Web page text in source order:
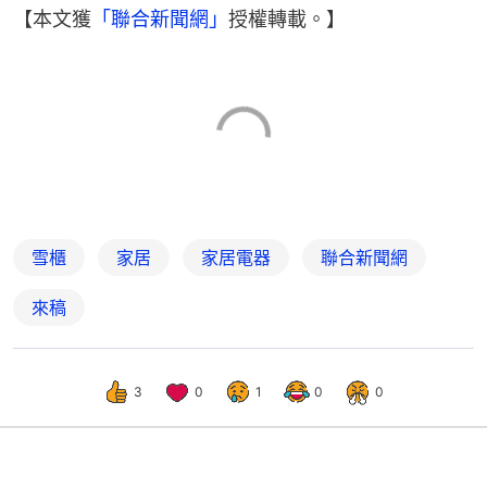
【本文獲 「聯合新聞網」 授權轉載。】
雪櫃 家居 家居電器 聯合新聞網
來稿
3 0 1 0 0